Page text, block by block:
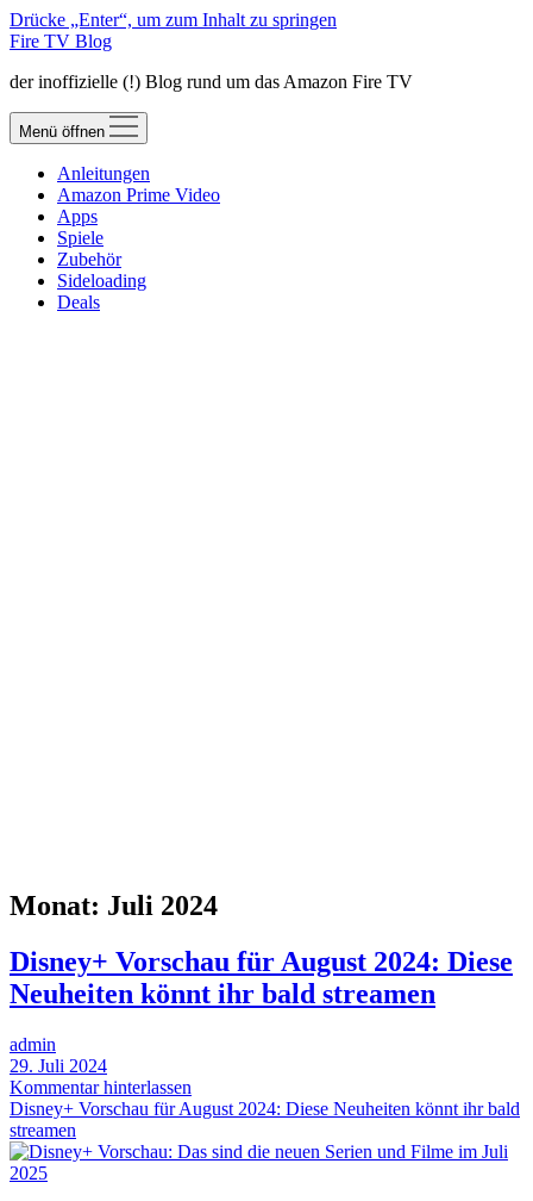
Drücke „Enter“, um zum Inhalt zu springen
Fire TV Blog
der inoffizielle (!) Blog rund um das Amazon Fire TV
Menü öffnen
Anleitungen
Amazon Prime Video
Apps
Spiele
Zubehör
Sideloading
Deals
Monat: Juli 2024
Disney+ Vorschau für August 2024: Diese
Neuheiten könnt ihr bald streamen
admin
29. Juli 2024
Kommentar hinterlassen
Disney+ Vorschau für August 2024: Diese Neuheiten könnt ihr bald
streamen